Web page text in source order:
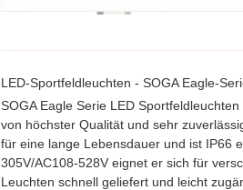
LED-Sportfeldleuchten - SOGA Eagle-
SOGA Eagle Serie LED
von höchster Qualität und sehr
für eine lange Lebensdauer und ist IP66
305V/AC108-528V eignet er sich für
Leuchten schnell geliefert und leicht